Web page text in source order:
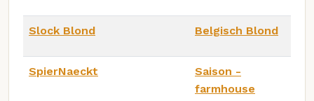
Slock Blond Belgisch Blond
SpierNaeckt
Saison -
farmhouse